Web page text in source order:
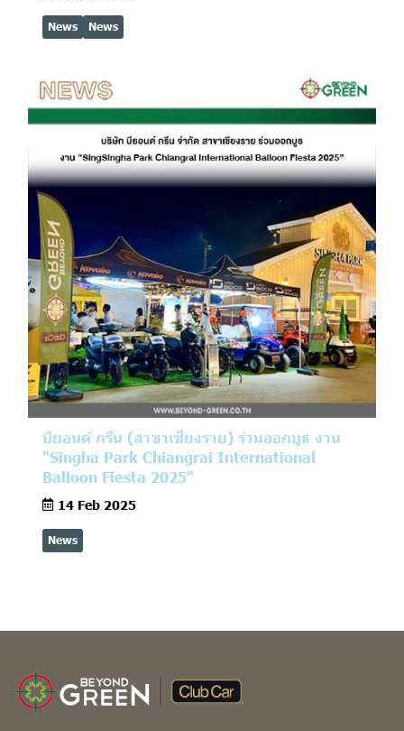
News News
บียอนด์ กรีน (สาขาเชียงราย) ร่วมออกบูธ งาน
"Singha Park Chiangrai International
Balloon Fiesta 2025"
14 Feb 2025
News